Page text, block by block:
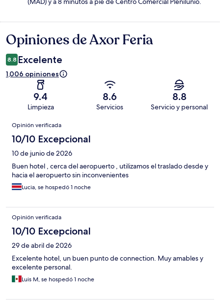
Opiniones
Opiniones de Axor Feria
8.8 Excelente
1,006 opiniones
9.4
Limpieza
8.6
Servicios
8.8
Servicio y personal
Opiniones
Opinión verificada
10/10 Excepcional
10 de junio de 2026
Buen hotel , cerca del aeropuerto , utilizamos el traslado desde y
hacia el aeropuerto sin inconvenientes
Lucia, se hospedó 1 noche
Opinión verificada
10/10 Excepcional
29 de abril de 2026
Excelente hotel, un buen punto de connection. Muy amables y
excelente personal.
Luis M, se hospedó 1 noche